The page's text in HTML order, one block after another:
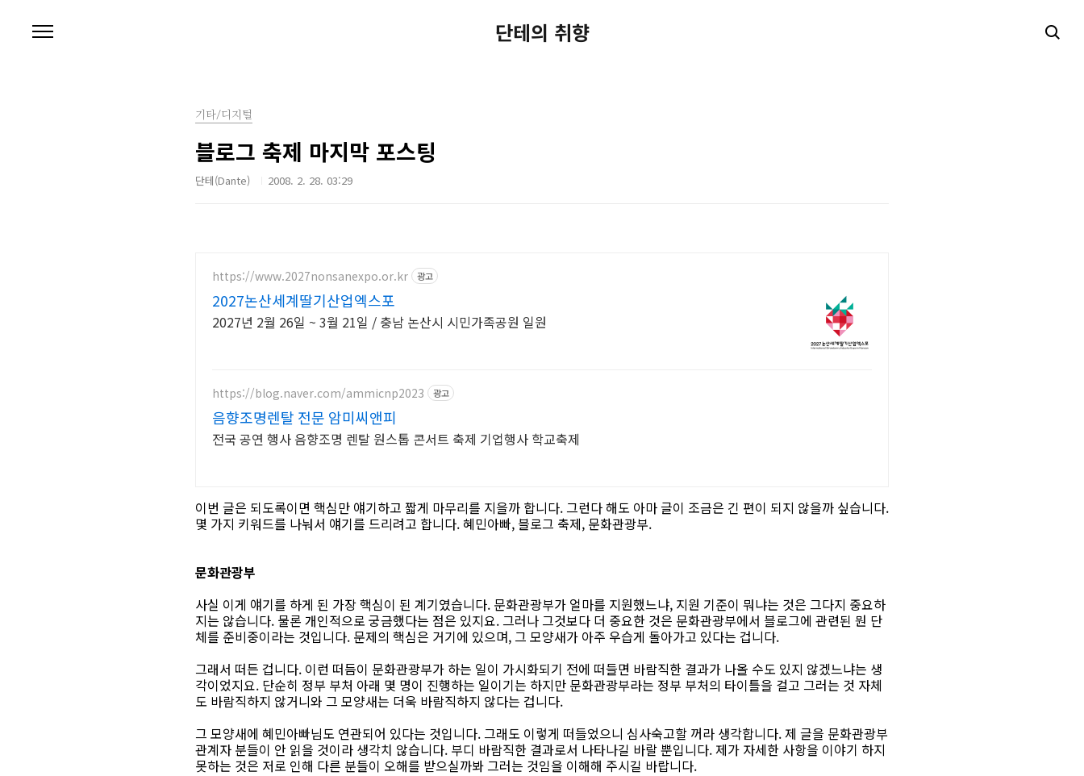
단테의 취향
기타/디지털
블로그 축제 마지막 포스팅
단테(Dante) 2008. 2. 28. 03:29
https://www.2027nonsanexpo.or.kr 광고
2027논산세계딸기산업엑스포
2027년 2월 26일 ~ 3월 21일 / 충남 논산시 시민가족공원 일원
https://blog.naver.com/ammicnp2023 광고
음향조명렌탈 전문 암미씨앤피
전국 공연 행사 음향조명 렌탈 원스톱 콘서트 축제 기업행사 학교축제
이번 글은 되도록이면 핵심만 얘기하고 짧게 마무리를 지을까 합니다. 그런다 해도 아마 글이 조금은 긴 편이 되지 않을까 싶습니다.
몇 가지 키워드를 나눠서 얘기를 드리려고 합니다. 혜민아빠, 블로그 축제, 문화관광부.
문화관광부
사실 이게 얘기를 하게 된 가장 핵심이 된 계기였습니다. 문화관광부가 얼마를 지원했느냐, 지원 기준이 뭐냐는 것은 그다지 중요하
지는 않습니다. 물론 개인적으로 궁금했다는 점은 있지요. 그러나 그것보다 더 중요한 것은 문화관광부에서 블로그에 관련된 뭔 단
체를 준비중이라는 것입니다. 문제의 핵심은 거기에 있으며, 그 모양새가 아주 우습게 돌아가고 있다는 겁니다.
그래서 떠든 겁니다. 이런 떠듬이 문화관광부가 하는 일이 가시화되기 전에 떠들면 바람직한 결과가 나올 수도 있지 않겠느냐는 생
각이었지요. 단순히 정부 부처 아래 몇 명이 진행하는 일이기는 하지만 문화관광부라는 정부 부처의 타이틀을 걸고 그러는 것 자체
도 바람직하지 않거니와 그 모양새는 더욱 바람직하지 않다는 겁니다.
그 모양새에 혜민아빠님도 연관되어 있다는 것입니다. 그래도 이렇게 떠들었으니 심사숙고할 꺼라 생각합니다. 제 글을 문화관광부
관계자 분들이 안 읽을 것이라 생각치 않습니다. 부디 바람직한 결과로서 나타나길 바랄 뿐입니다. 제가 자세한 사항을 이야기 하지
못하는 것은 저로 인해 다른 분들이 오해를 받으실까봐 그러는 것임을 이해해 주시길 바랍니다.